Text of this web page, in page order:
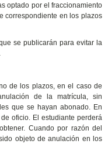
optado por el fraccionamiento
correspondiente en los plazos
se publicarán para evitar la
de los plazos, en el caso de
de la matrícula, sin
que se hayan abonado. En
oficio. El estudiante perderá
Cuando por razón del
objeto de anulación en los